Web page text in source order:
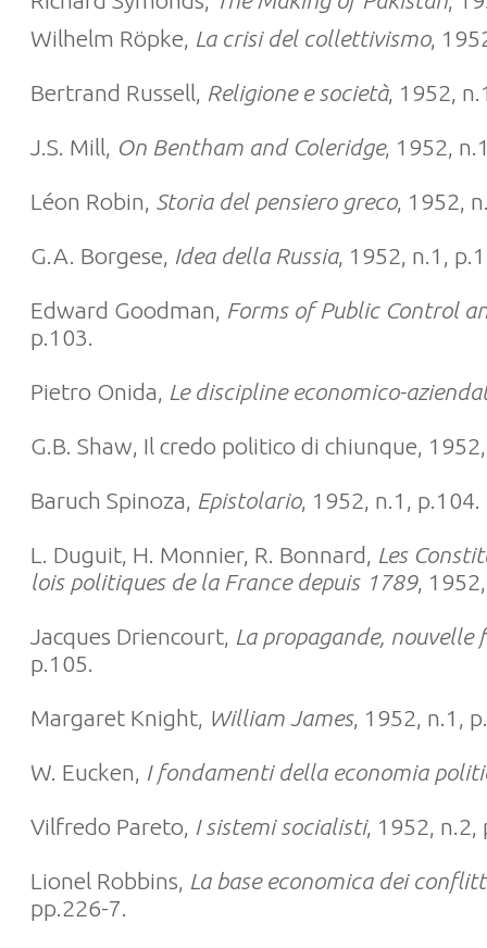
Wilhelm Röpke, La crisi del collettivismo,
Bertrand Russell, Religione e società, 1952,
J.S. Mill, On Bentham and Coleridge, 1952,
Léon Robin, Storia del pensiero greco, 1952,
G.A. Borgese, Idea della Russia, 1952, n.1,
Edward Goodman, Forms of Public Control
p.103.
Pietro Onida, Le discipline economico-
G.B. Shaw, Il credo politico di chiunque,
Baruch Spinoza, Epistolario, 1952, n.1, p.104.
L. Duguit, H. Monnier, R. Bonnard, Les
lois politiques de la France depuis 1789,
Jacques Driencourt, La propagande, nouvelle
p.105.
Margaret Knight, William James, 1952, n.1,
W. Eucken, I fondamenti della economia
Vilfredo Pareto, I sistemi socialisti, 1952, n.2,
Lionel Robbins, La base economica dei
pp.226-7.